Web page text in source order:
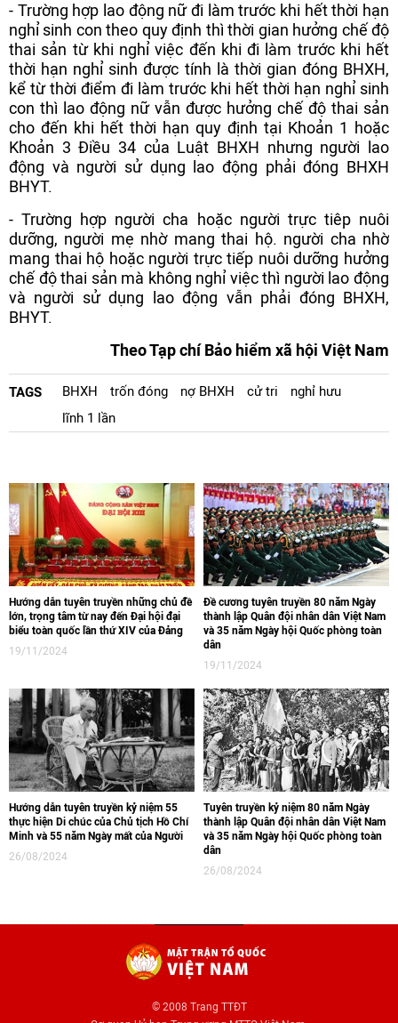
- Trường hợp lao động nữ đi làm trước khi hết thời hạn
nghỉ sinh con theo quy định thì thời gian hưởng chế độ
thai sản từ khi nghỉ việc đến khi đi làm trước khi hết
thời hạn nghỉ sinh được tính là thời gian đóng BHXH,
kể từ thời điểm đi làm trước khi hết thời hạn nghỉ sinh
con thì lao động nữ vẫn được hưởng chế độ thai sản
cho đến khi hết thời hạn quy định tại Khoản 1 hoặc
Khoản 3 Điều 34 của Luật BHXH nhưng người lao
động và người sử dụng lao động phải đóng BHXH
BHYT.
- Trường hợp người cha hoặc người trực tiêp nuôi
dưỡng, người mẹ nhờ mang thai hộ. người cha nhờ
mang thai hộ hoặc người trực tiếp nuôi dưỡng hưởng
chế độ thai sản mà không nghỉ việc thì người lao động
và người sử dụng lao động vẫn phải đóng BHXH,
BHYT.
Theo Tạp chí Bảo hiểm xã hội Việt Nam
TAGS BHXH trốn đóng nợ BHXH cử tri
nghỉ hưu
lĩnh 1 lần
Hướng dẫn tuyên truyền những chủ đề
lớn, trọng tâm từ nay đến Đại hội đại
biểu toàn quốc lần thứ XIV của Đảng
19/11/2024
Đề cương tuyên truyền 80 năm Ngày
thành lập Quân đội nhân dân Việt Nam
và 35 năm Ngày hội Quốc phòng toàn
dân
19/11/2024
Hướng dẫn tuyên truyền kỷ niệm 55
thực hiện Di chúc của Chủ tịch Hồ Chí
Minh và 55 năm Ngày mất của Người
26/08/2024
Tuyên truyền kỷ niệm 80 năm Ngày
thành lập Quân đội nhân dân Việt Nam
và 35 năm Ngày hội Quốc phòng toàn
dân
26/08/2024
© 2008 Trang TTĐT